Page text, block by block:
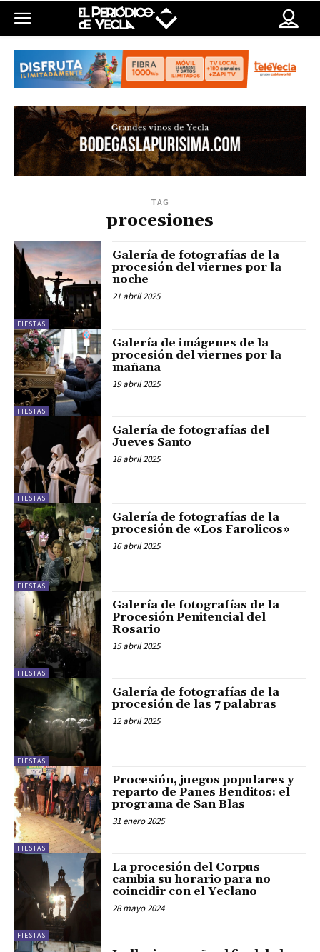
TAG
procesiones
FIESTAS
Galería de fotografías de la
procesión del viernes por la
noche
21 abril 2025
FIESTAS
Galería de imágenes de la
procesión del viernes por la
mañana
19 abril 2025
FIESTAS
Galería de fotografías del
Jueves Santo
18 abril 2025
FIESTAS
Galería de fotografías de la
procesión de «Los Farolicos»
16 abril 2025
FIESTAS
Galería de fotografías de la
Procesión Penitencial del
Rosario
15 abril 2025
FIESTAS
Galería de fotografías de la
procesión de las 7 palabras
12 abril 2025
FIESTAS
Procesión, juegos populares y
reparto de Panes Benditos: el
programa de San Blas
31 enero 2025
FIESTAS
La procesión del Corpus
cambia su horario para no
coincidir con el Yeclano
28 mayo 2024